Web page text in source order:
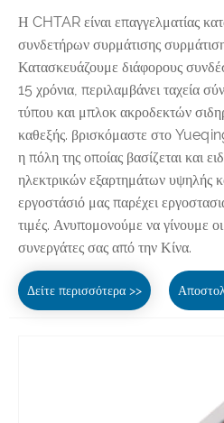
Η CHTAR είναι επαγγελματίας
συνδετήρων συρμάτισης
Κατασκευάζουμε διάφορους
15 χρόνια, περιλαμβάνει ταχεία
τύπου και μπλοκ ακροδεκτών
καθεξής. βρισκόμαστε στο
η πόλη της οποίας βασίζεται και
ηλεκτρικών εξαρτημάτων υψηλής
εργοστάσιό μας παρέχει
τιμές. Ανυπομονούμε να γίνουμε
συνεργάτες σας από την Κίνα.
Δείτε περισσότερα >>